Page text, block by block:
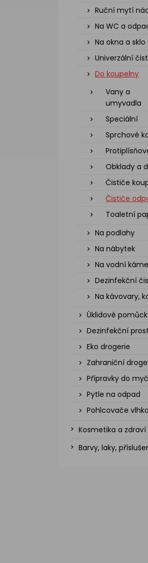
Ruční mytí
Na WC a
Na okna a sklo
Univerzální
Do koupelny
Vany a
umyvadla
Speciální
Sprchové
Obklady a
Čističe
Čističe
Toaletní
Na podlahy
Na nábytek
Na vodní
Dezinfekční
Na kávovary,
Úklidové
Dezinfekční
Eko drogerie
Zahraniční
Přípravky do
Pytle na odpad
Pohlcovače
Kosmetika a zdraví
Barvy, laky,